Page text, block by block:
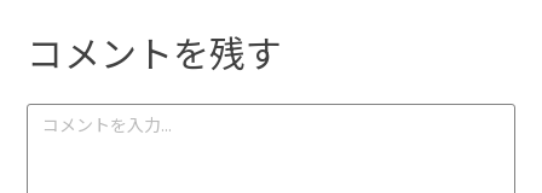
コメントを残す